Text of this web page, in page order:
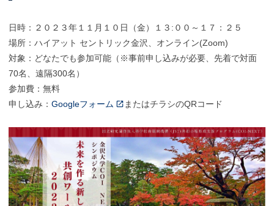
日時：２０２３年１１月１０日（金）１３:００～１７：２５
場所：ハイアット セントリック金沢、オンライン(Zoom)
対象：どなたでも参加可能（※事前申し込みが必要、先着で対面
70名、遠隔300名）
参加費：無料
申し込み： Googleフォーム またはチラシのQRコード